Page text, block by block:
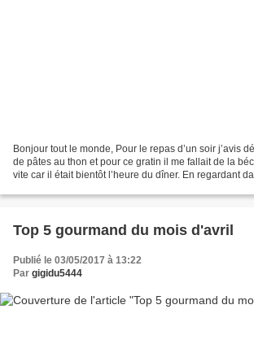
Bonjour tout le monde, Pour le repas d’un soir j’avis
de pâtes au thon et pour ce gratin il me fallait de la
vite car il était bientôt l’heure du dîner. En regardant
Top 5 gourmand du mois d'avril
Publié le 03/05/2017 à 13:22
Par gigidu5444